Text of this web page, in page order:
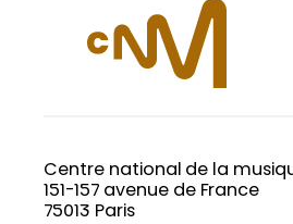
Centre national de la
151-157 avenue de France
75013 Paris